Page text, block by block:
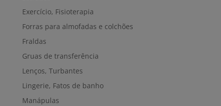
Exercício, Fisioterapia
Forras para almofadas e colchões
Fraldas
Gruas de transferência
Lenços, Turbantes
Lingerie, Fatos de banho
Manápulas